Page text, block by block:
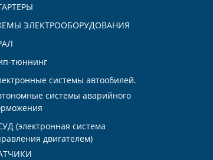
ЭЛЕКТРООБОРУДОВАНИЯ
тюннинг
системы автообилей.
системы аварийного
(электронная система
двигателем)